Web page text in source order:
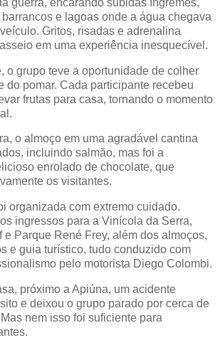
e lagoas onde a água chegava
Gritos, risadas e adrenalina
em uma experiência inesquecível.
o grupo teve a oportunidade de colher
do pomar. Cada participante recebeu
frutas para casa, tornando o momento
o almoço em uma agradável cantina
incluindo salmão, mas foi a
enrolado de chocolate, que
os visitantes.
organizada com extremo cuidado.
ingressos para a Vinícola da Serra,
e Parque René Frey, além dos almoços,
e guia turístico, tudo conduzido com
pelo motorista Diego Colombi.
próximo a Apiúna, um acidente
e deixou o grupo parado por cerca de
nem isso foi suficiente para